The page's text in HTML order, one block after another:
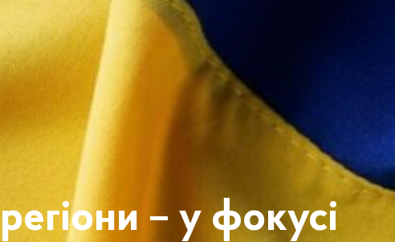
– у фокусі